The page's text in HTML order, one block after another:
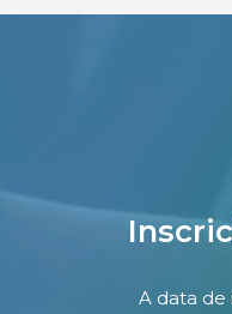
A data de